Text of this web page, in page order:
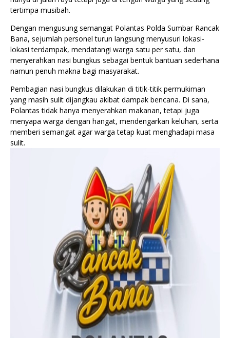
tertimpa musibah.
Dengan mengusung semangat Polantas Polda Sumbar Rancak
Bana, sejumlah personel turun langsung menyusuri lokasi-
lokasi terdampak, mendatangi warga satu per satu, dan
menyerahkan nasi bungkus sebagai bentuk bantuan sederhana
namun penuh makna bagi masyarakat.
Pembagian nasi bungkus dilakukan di titik-titik permukiman
yang masih sulit dijangkau akibat dampak bencana. Di sana,
Polantas tidak hanya menyerahkan makanan, tetapi juga
menyapa warga dengan hangat, mendengarkan keluhan, serta
memberi semangat agar warga tetap kuat menghadapi masa
sulit.